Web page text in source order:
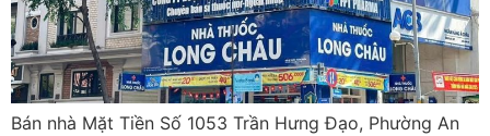
Bán nhà Mặt Tiền Số 1053 Trần Hưng Đạo, Phường An